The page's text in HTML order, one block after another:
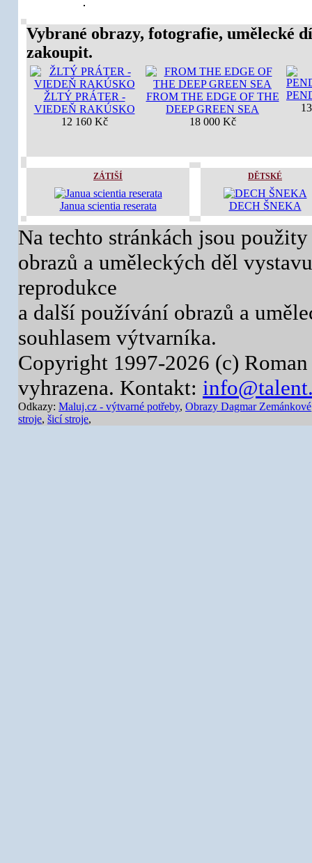
Vybrané obrazy, fotografie, umělecké
zakoupit.
ŽLTÝ PRÁTER -
VIEDEŇ RAKÚSKO
12 160 Kč
FROM THE EDGE OF THE
DEEP GREEN SEA
18 000 Kč
ZÁTIŠÍ
Janua scientia reserata
DĚTSKÉ
DECH ŠNEKA
Na techto stránkách jsou
obrazů a uměleckých děl
reprodukce
a další používání obrazů a
souhlasem výtvarníka.
Copyright 1997-2026 (c)
vyhrazena. Kontakt:
Odkazy: Maluj.cz - výtvarné potřeby, Obrazy Dagmar Zemánkové
stroje, šicí stroje,